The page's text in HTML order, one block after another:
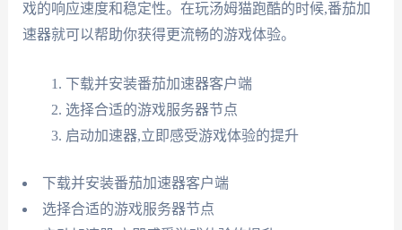
戏的响应速度和稳定性。在玩汤姆猫跑酷的时候,番茄加
速器就可以帮助你获得更流畅的游戏体验。
下载并安装番茄加速器客户端
选择合适的游戏服务器节点
启动加速器,立即感受游戏体验的提升
下载并安装番茄加速器客户端
选择合适的游戏服务器节点